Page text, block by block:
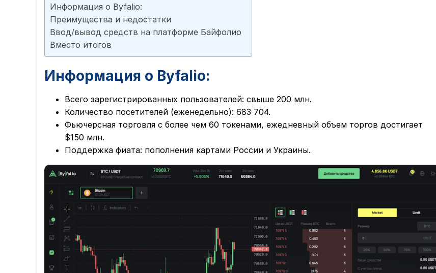
Информация о Byfalio:
Преимущества и недостатки
Ввод/вывод средств на платформе Байфолио
Вместо итогов
Информация о Byfalio:
Всего зарегистрированных пользователей: свыше 200 млн.
Количество посетителей (еженедельно): 683 704.
Фьючерсная торговля с более чем 60 токенами, ежедневный объем торгов достигает
$150 млн.
Поддержка фиата: пополнения картами России и Украины.